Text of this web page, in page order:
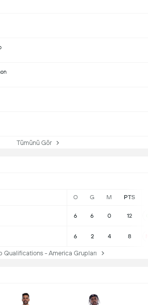
O G M PTS
6 6 0 12
6 2 4 8
- America Grupları
Tümünü Gör